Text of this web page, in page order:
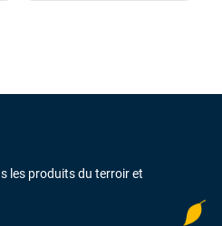
les produits du terroir et